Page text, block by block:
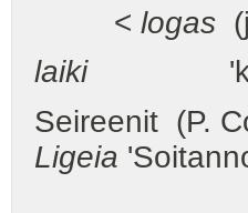
< logas
laiki
Seireenit (P.
Ligeia